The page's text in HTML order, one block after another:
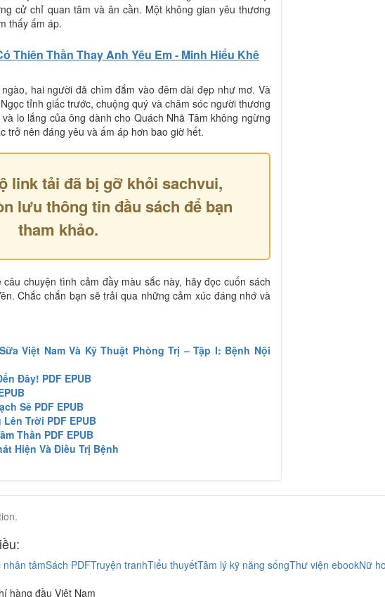
cử chỉ quan tâm và ân cần. Một không gian yêu thương
thấy ấm áp.
Thiên Thần Thay Anh Yêu Em - Minh Hiểu Khê
hai người đã chìm đắm vào đêm dài đẹp như mơ. Và
tỉnh giấc trước, chuộng quý và chăm sóc người thương
lo lắng của ông dành cho Quách Nhã Tâm không ngừng
trở nên đáng yêu và ấm áp hơn bao giờ hết.
link tải đã bị gỡ khỏi sachvui,
lưu thông tin đầu sách để bạn
tham khảo.
chuyện tình cảm đầy màu sắc này, hãy đọc cuốn sách
Chắc chắn bạn sẽ trải qua những cảm xúc đáng nhớ và
Việt Nam Và Kỹ Thuật Phòng Trị – Tập I: Bệnh Nội
Đây! PDF EPUB
Sẽ PDF EPUB
Trời PDF EPUB
Thần PDF EPUB
Hiện Và Điều Trị Bệnh
tâmSách PDFTruyện tranhTiểu thuyếtTâm lý kỹ năng sốngThư viện ebookNữ
hàng đầu Việt Nam